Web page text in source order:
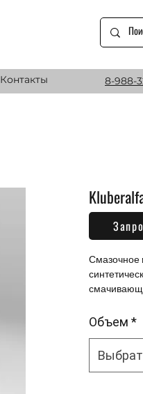
Контакты 8-988-
0,00 ₽
Смазочное
Объем *